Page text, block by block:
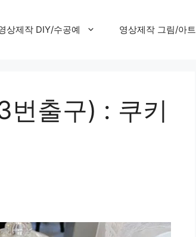
상제작 DIY/수공예 영상제작 그림/아트
번출구) : 쿠키